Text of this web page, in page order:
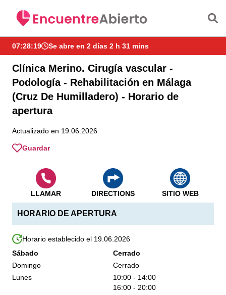
07:28:20 Se abre en 2 días 2 h 31 mins
Clínica Merino. Cirugía vascular -
Podología - Rehabilitación en Málaga
(Cruz De Humilladero) - Horario de
apertura
Actualizado en 19.06.2026
Guardar
HORARIO DE APERTURA
Horario establecido el 19.06.2026
Sábado
Cerrado
Domingo
Cerrado
Lunes
10:00 - 14:00
16:00 - 20:00
LLAMAR DIRECTIONS SITIO WEB